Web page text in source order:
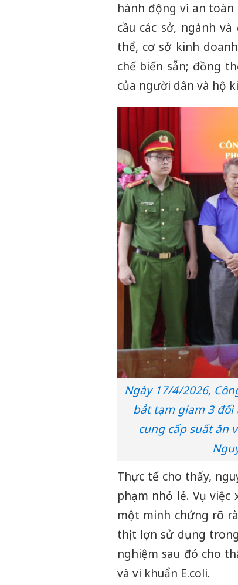
hành động vì an
cầu các sở, ngành
thể, cơ sở kinh
chế biến sẵn; đồng
của người dân và hộ
Ngày 17/4/2026,
bắt tạm giam 3 đối
cung cấp suất ăn
Thực tế cho thấy,
phạm nhỏ lẻ. Vụ
một minh chứng rõ
thịt lợn sử dụng
nghiệm sau đó cho
và vi khuẩn E.coli.